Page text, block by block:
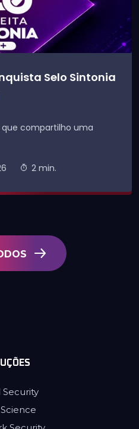
Selo Sintonia
compartilho uma
2 min.
Security